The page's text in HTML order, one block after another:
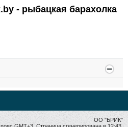
- рыбацкая барахолка
ОО "БРИК"